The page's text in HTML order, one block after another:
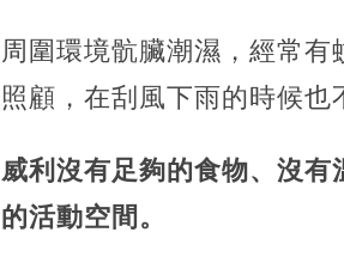
周圍環境骯臟潮濕，經常
照顧，在刮風下雨的時候也
威利沒有足夠的食物、沒
的活動空間。